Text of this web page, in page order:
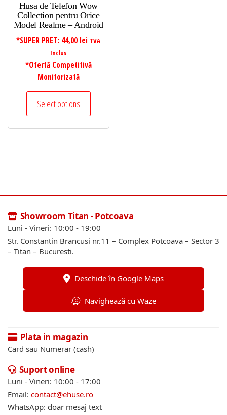
Husa de Telefon Wow
Collection pentru Orice
Model Realme – Android
*SUPER PRET: 44,00 lei TVA
Inclus
*Ofertă Competitivă
Monitorizată
Select options
Showroom Titan - Potcoava
Luni - Vineri: 10:00 - 19:00
Str. Constantin Brancusi nr.11 – Complex Potcoava – Sector 3
– Titan – Bucuresti.
Deschide în Google Maps
Navighează cu Waze
Plata in magazin
Card sau Numerar (cash)
Suport online
Luni - Vineri: 10:00 - 17:00
Email: contact@ehuse.ro
WhatsApp: doar mesaj text